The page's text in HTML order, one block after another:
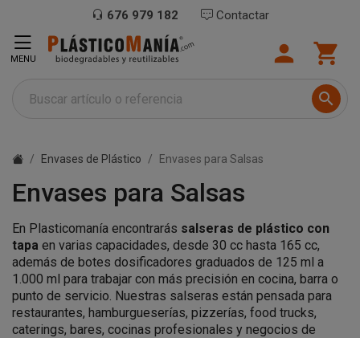
676 979 182 Contactar

 
MENU
Envases de Plástico Envases para Salsas
Envases para Salsas
En Plasticomanía encontrarás salseras de plástico con
tapa en varias capacidades, desde 30 cc hasta 165 cc,
además de botes dosificadores graduados de 125 ml a
1.000 ml para trabajar con más precisión en cocina, barra o
punto de servicio. Nuestras salseras están pensada para
restaurantes, hamburgueserías, pizzerías, food trucks,
caterings, bares, cocinas profesionales y negocios de